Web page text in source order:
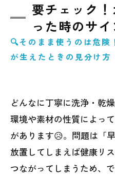
要チェック
った時のサ
🔍そのまま使うのは危
が生えたときの見分け方
どんなに丁寧に洗浄・乾
環境や素材の性質によっ
があります😥。問題は「
放置してしまえば健康リ
つながってしまうため、